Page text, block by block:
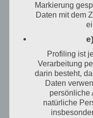
Registrierung
Die betroffene
der
Verarbeitung
ergibt sich aus der
die Registrierung
betroffenen
Markierung
Daten mit dem
Profiling ist
Verarbeitung
darin besteht,
Daten
persönliche
natürliche